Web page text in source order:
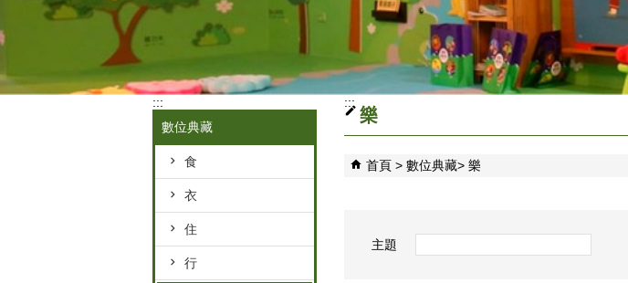
:::
數位典藏
食
衣
住
行
:::
樂
首頁 數位典藏 樂
主題